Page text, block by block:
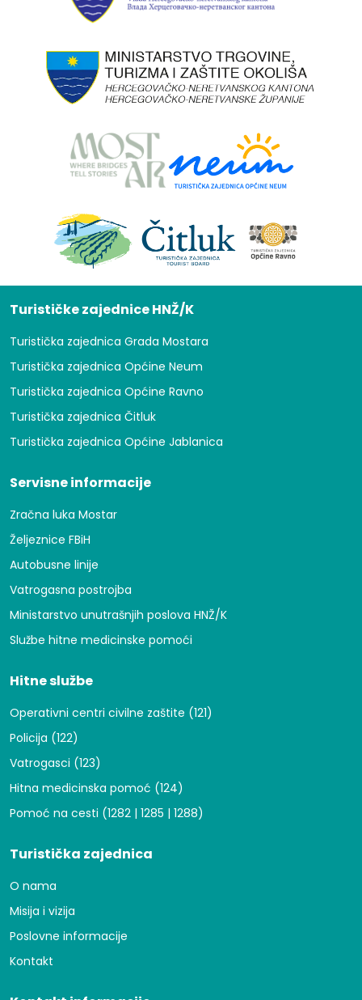
Turističke zajednice HNŽ/K
Turistička zajednica Grada Mostara
Turistička zajednica Općine Neum
Turistička zajednica Općine Ravno
Turistička zajednica Čitluk
Turistička zajednica Općine Jablanica
Servisne informacije
Zračna luka Mostar
Željeznice FBiH
Autobusne linije
Vatrogasna postrojba
Ministarstvo unutrašnjih poslova HNŽ/K
Službe hitne medicinske pomoći
Hitne službe
Operativni centri civilne zaštite (121)
Policija (122)
Vatrogasci (123)
Hitna medicinska pomoć (124)
Pomoć na cesti (1282 | 1285 | 1288)
Turistička zajednica
O nama
Misija i vizija
Poslovne informacije
Kontakt